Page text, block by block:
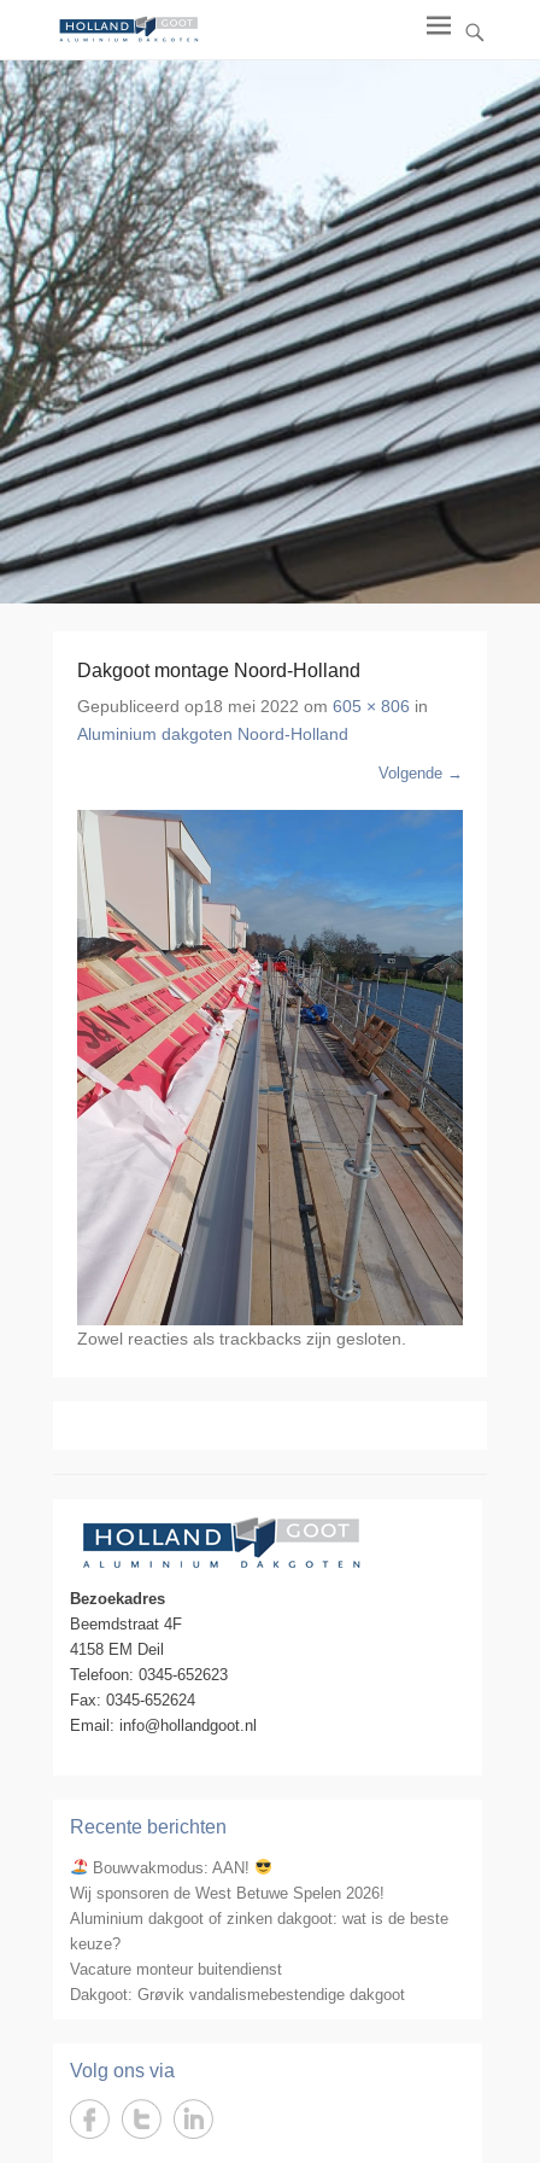
Dakgoot montage Noord-Holland
Gepubliceerd op18 mei 2022 om 605 × 806 in
Aluminium dakgoten Noord-Holland
Volgende →
Zowel reacties als trackbacks zijn gesloten.
Bezoekadres
Beemdstraat 4F
4158 EM Deil
Telefoon: 0345-652623
Fax: 0345-652624
Email: info@hollandgoot.nl
Recente berichten
Bouwvakmodus: AAN!
Wij sponsoren de West Betuwe Spelen 2026!
Aluminium dakgoot of zinken dakgoot: wat is de beste
keuze?
Vacature monteur buitendienst
Dakgoot: Grøvik vandalismebestendige dakgoot
Volg ons via